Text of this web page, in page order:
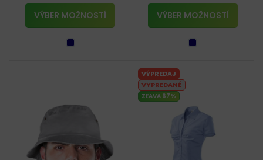
VÝBER MOŽNOSTÍ VÝBER MOŽNOSTÍ
VÝPREDAJ
VYPREDANÉ
ZĽAVA 67%